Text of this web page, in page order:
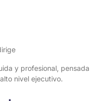
y profesional, pensada
nivel ejecutivo.